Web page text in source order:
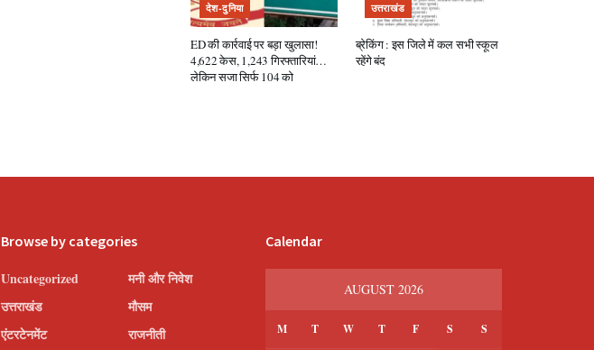
देश-दुनिया
ED की कार्रवाई पर बड़ा खुलासा!
4,622 केस, 1,243 गिरफ्तारियां…
लेकिन सजा सिर्फ 104 को
उत्तराखंड
ब्रेकिंग : इस जिले में कल सभी स्कूल
रहेंगे बंद
Browse by categories
Uncategorized
उत्तराखंड
एंटरटेनमेंट
मनी और निवेश
मौसम
राजनीती
Calendar
AUGUST 2026
M T W T F S S